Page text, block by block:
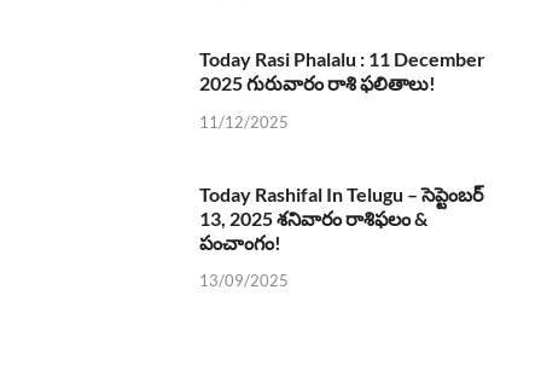
Today Rasi Phalalu : 11 December
2025 గురువారం రాశి ఫలితాలు!
11/12/2025
Today Rashifal In Telugu – సెప్టెంబర్
13, 2025 శనివారం రాశిఫలం &
పంచాంగం!
13/09/2025